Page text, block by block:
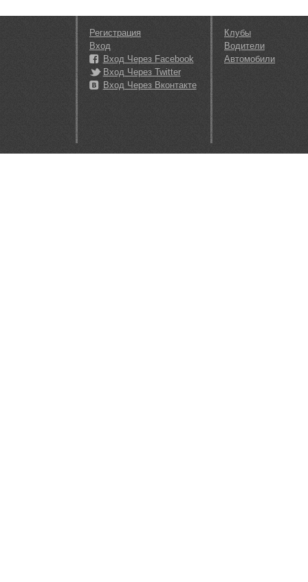
Регистрация
Вход
Вход Через Facebook
Вход Через Twitter
Вход Через Вконтакте
Клубы
Водители
Автомобили